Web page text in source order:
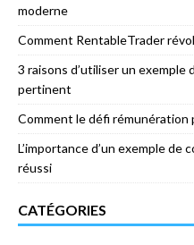
moderne
Comment RentableTrader
3 raisons d’utiliser un exemple
pertinent
Comment le défi
L’importance d’un exemple de
réussi
CATÉGORIES